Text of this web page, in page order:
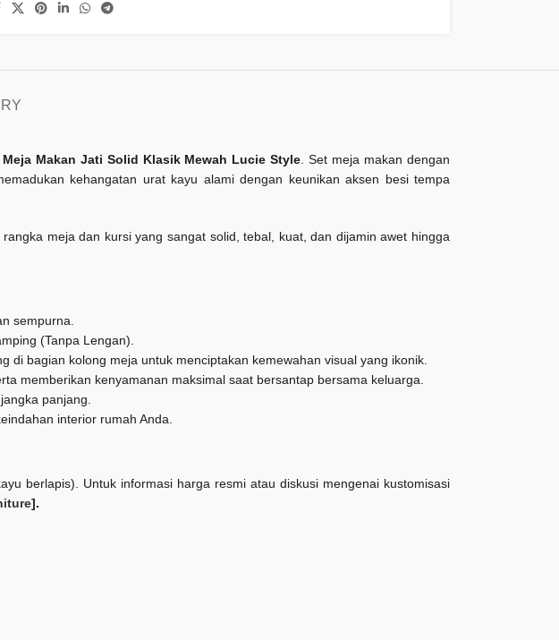
Meja Makan Jati Solid Klasik Mewah Lucie Style . Set meja makan dengan
kehangatan urat kayu alami dengan keunikan aksen besi tempa
meja dan kursi yang sangat solid, tebal, kuat, dan dijamin awet hingga
sempurna.
(Tanpa Lengan).
bagian kolong meja untuk menciptakan kemewahan visual yang ikonik.
memberikan kenyamanan maksimal saat bersantap bersama keluarga.
panjang.
interior rumah Anda.
berlapis). Untuk informasi harga resmi atau diskusi mengenai kustomisasi
].